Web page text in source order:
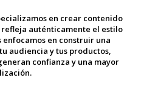
en crear contenido
auténticamente el estilo
en construir una
audiencia y tus productos,
confianza y una mayor